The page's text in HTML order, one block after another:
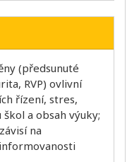
(předsunuté
RVP) ovlivní
řízení, stres,
a obsah výuky;
na